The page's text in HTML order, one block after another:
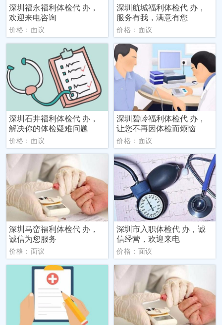
深圳福永福利体检代 办，
欢迎来电咨询
价格：面议
深圳航城福利体检代 办，
服务有我，满意有您
价格：面议
深圳石井福利体检代 办，
解决你的体检疑难问题
价格：面议
深圳碧岭福利体检代 办，
让您不再因体检而烦恼
价格：面议
深圳马峦福利体检代 办，
诚信为您服务
价格：面议
深圳市入职体检代 办，诚
信经营，欢迎来电
价格：面议